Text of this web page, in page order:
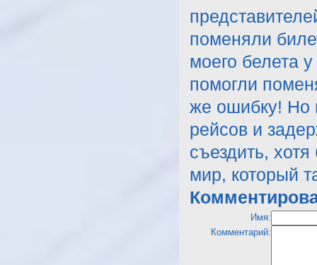
поменяли
моего белета
помогли
же ошибку! Но
рейсов и
съездить,
мир, который
Имя:
Комментарий: